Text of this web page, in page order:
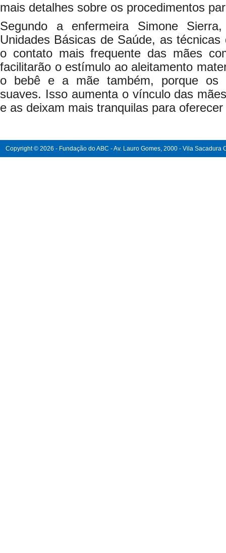
mais detalhes sobre os procedimentos
Segundo a enfermeira Simone
Unidades Básicas de Saúde, as
o contato mais frequente das mães
facilitarão o estímulo ao aleitamento
o bebê e a mãe também, porque os
suaves. Isso aumenta o vínculo das
e as deixam mais tranquilas para oferecer
Copyright © 2026 - Fundação do ABC - Av. Lauro Gomes, 2000 - Vila